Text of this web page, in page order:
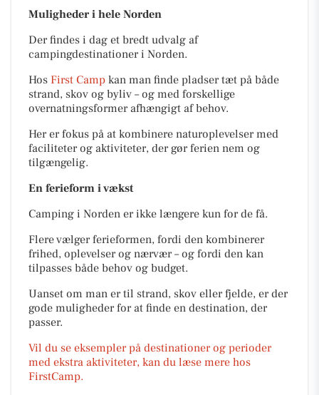
Muligheder i hele Norden
Der findes i dag et bredt udvalg af
campingdestinationer i Norden.
Hos First Camp kan man finde pladser tæt på både
strand, skov og byliv – og med forskellige
overnatningsformer afhængigt af behov.
Her er fokus på at kombinere naturoplevelser med
faciliteter og aktiviteter, der gør ferien nem og
tilgængelig.
En ferieform i vækst
Camping i Norden er ikke længere kun for de få.
Flere vælger ferieformen, fordi den kombinerer
frihed, oplevelser og nærvær – og fordi den kan
tilpasses både behov og budget.
Uanset om man er til strand, skov eller fjelde, er der
gode muligheder for at finde en destination, der
passer.
Vil du se eksempler på destinationer og perioder
med ekstra aktiviteter, kan du læse mere hos
FirstCamp.